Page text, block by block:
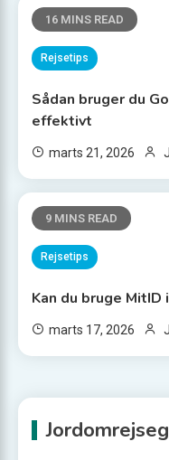
16 MINS READ
Rejsetips
Sådan bruger du
effektivt
marts 21, 2026
9 MINS READ
Rejsetips
Kan du bruge
marts 17, 2026